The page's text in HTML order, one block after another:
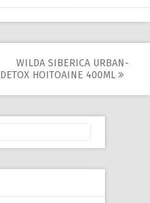
WILDA SIBERICA URBAN-
DETOX HOITOAINE 400ML